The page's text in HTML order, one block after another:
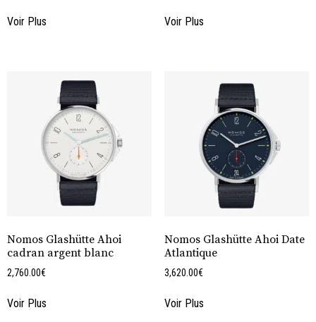
Voir Plus Voir Plus
Nomos Glashütte Ahoi
cadran argent blanc
2,760.00€
Voir Plus
Nomos Glashütte Ahoi Date
Atlantique
3,620.00€
Voir Plus